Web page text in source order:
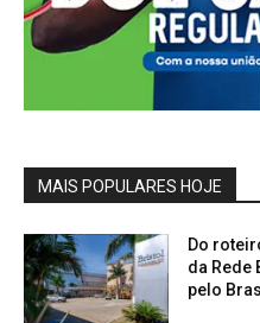
MAIS POPULARES HOJE
Do
da Rede
pelo